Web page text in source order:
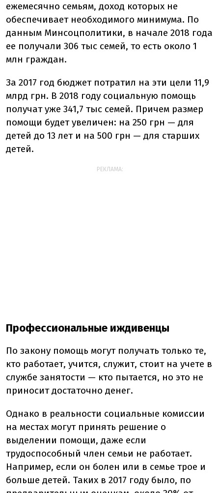
ежемесячно семьям, доход которых не
обеспечивает необходимого минимума. По
данным Минсоцполитики, в начале 2018 года
ее получали 306 тыс семей, то есть около 1
млн граждан.
За 2017 год бюджет потратил на эти цели 11,9
млрд грн. В 2018 году социальную помощь
получат уже 341,7 тыс семей. Причем размер
помощи будет увеличен: на 250 грн — для
детей до 13 лет и на 500 грн — для старших
детей.
РЕКЛАМА:
Профессиональные иждивенцы
По закону помощь могут получать только те,
кто работает, учится, служит, стоит на учете в
службе занятости — кто пытается, но это не
приносит достаточно денег.
Однако в реальности социальные комиссии
на местах могут принять решение о
выделении помощи, даже если
трудоспособный член семьи не работает.
Например, если он болен или в семье трое и
больше детей. Таких в 2017 году было, по